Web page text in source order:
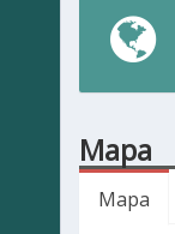
Mapa
Mapa